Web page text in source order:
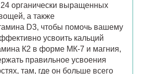
органически выращенных
а также
D3, чтобы помочь вашему
усвоить кальций
К2 в форме МК-7 и магния,
правильное усвоения
там, где он больше всего